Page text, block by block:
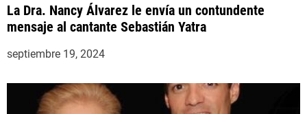
La Dra. Nancy Álvarez le envía un contundente
mensaje al cantante Sebastián Yatra
septiembre 19, 2024